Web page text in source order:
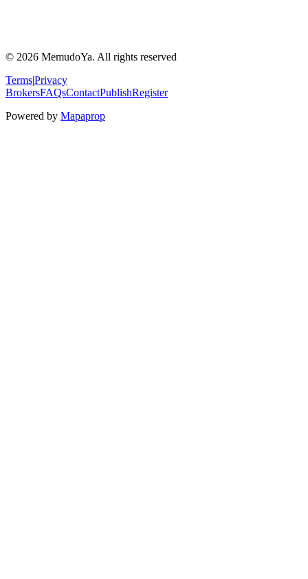
© 2026 MemudoYa. All rights reserved
Terms|Privacy
BrokersFAQsContactPublishRegister
Powered by Mapaprop